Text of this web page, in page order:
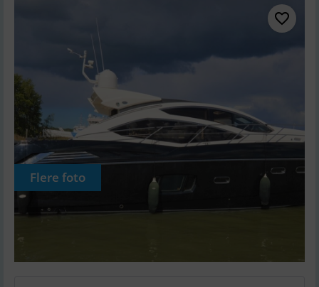
Flere foto